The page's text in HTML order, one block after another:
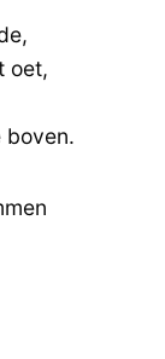
oet,
boven.